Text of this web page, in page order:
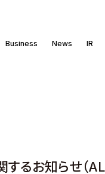
Business News IR
るお知らせ（